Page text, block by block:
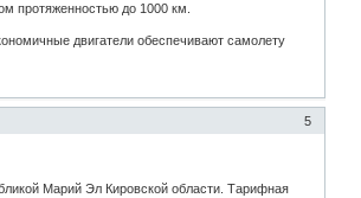
протяженностью до 1000 км.
двигатели обеспечивают самолету
5
Марий Эл Кировской области. Тарифная